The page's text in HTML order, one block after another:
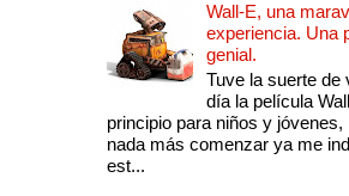
Wall-E, una
experiencia. Una
genial.
Tuve la suerte de
día la película
principio para niños y jóvenes,
nada más comenzar ya me
est...